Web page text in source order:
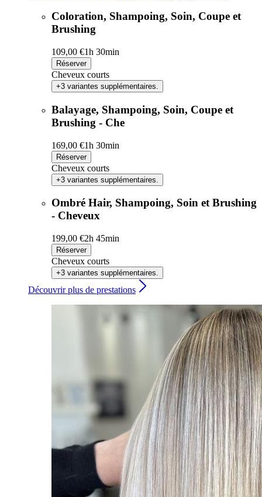
Coloration, Shampoing, Soin, Coupe et
Brushing
109,00 €1h 30min
Réserver
Cheveux courts
+3 variantes supplémentaires.
Balayage, Shampoing, Soin, Coupe et
Brushing - Che
169,00 €1h 30min
Réserver
Cheveux courts
+3 variantes supplémentaires.
Ombré Hair, Shampoing, Soin et Brushing
- Cheveux
199,00 €2h 45min
Réserver
Cheveux courts
+3 variantes supplémentaires.
Découvrir plus de prestations